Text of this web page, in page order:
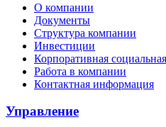
О компании
Документы
Структура компании
Инвестиции
Корпоративная
Работа в компании
Контактная информация
Управление